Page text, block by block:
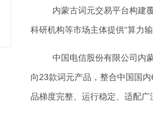
内蒙古词元交易平台构建覆
科研机构等市场主体提供“算
中国电信股份有限公司内蒙
向23款词元产品，整合中国国内
品梯度完整、运行稳定、适配广